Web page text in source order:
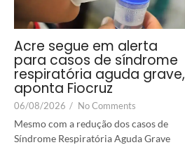
Acre segue em alerta
para casos de síndrome
respiratória aguda grave,
aponta Fiocruz
06/08/2026 / No Comments
Mesmo com a redução dos casos de
Síndrome Respiratória Aguda Grave